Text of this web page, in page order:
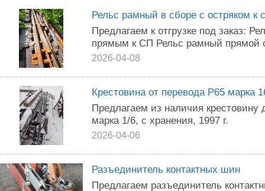
Рельс рамный в сборе с остряком к
Предлагаем к отгрузке под заказ:
прямым к СП Рельс рамный прямой
2026-04-08
Крестовина от перевода Р65 марка
Предлагаем из наличия крестовину
марка 1/6, с хранения, 1997 г.
2026-04-06
Разъединитель контактных шин
Предлагаем разъединитель